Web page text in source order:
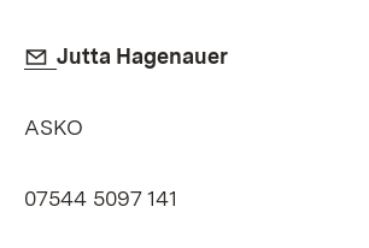
E-Mail:
(Öffnet in neuem Fenster)
Jutta Hagenauer
ASKO
07544 5097 141